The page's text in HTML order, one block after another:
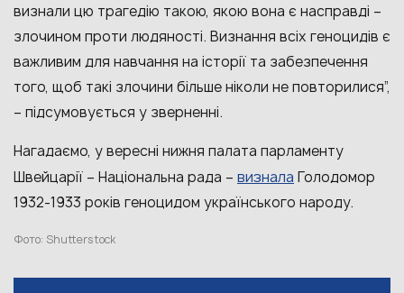
визнали цю трагедію такою, якою вона є насправді –
злочином проти людяності. Визнання всіх геноцидів є
важливим для навчання на історії та забезпечення
того, щоб такі злочини більше ніколи не повторилися”,
– підсумовується у зверненні.
Нагадаємо, у вересні нижня палата парламенту
Швейцарії – Національна рада – визнала Голодомор
1932-1933 років геноцидом українського народу.
Фото: Shutterstock